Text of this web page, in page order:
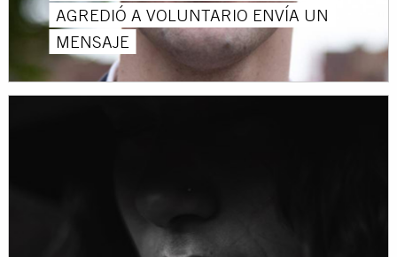
AGREDIÓ A VOLUNTARIO ENVÍA UN
MENSAJE